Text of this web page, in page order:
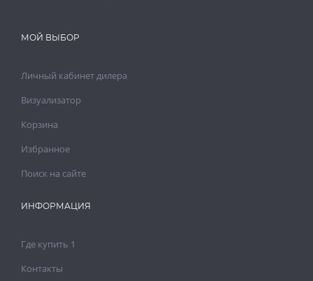
МОЙ ВЫБОР
Личный кабинет дилера
Визуализатор
Корзина
Избранное
Поиск на сайте
ИНФОРМАЦИЯ
Где купить 1
Контакты